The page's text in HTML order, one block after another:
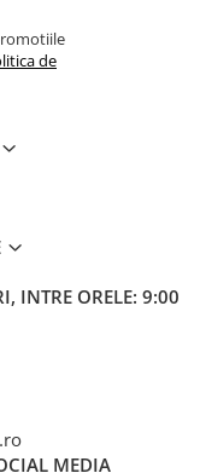
de
INTRE ORELE: 9:00
MEDIA